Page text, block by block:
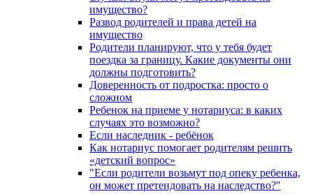
имущество?
Развод родителей и права детей на
имущество
Родители планируют, что у тебя будет
поездка за границу. Какие документы они
должны подготовить?
Доверенность от подростка: просто о
сложном
Ребенок на приеме у нотариуса: в каких
случаях это возможно?
Если наследник - ребёнок
Как нотариус помогает родителям решить
«детский вопрос»
"Если родители возьмут под опеку ребенка,
он может претендовать на наследство?"